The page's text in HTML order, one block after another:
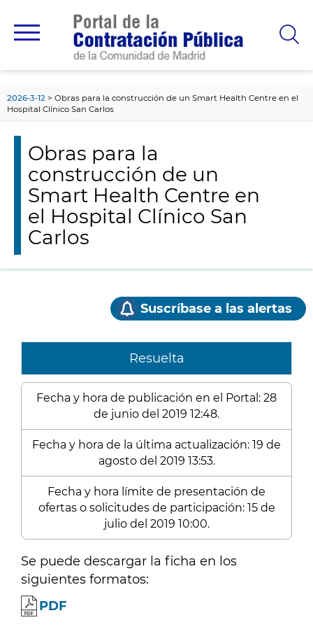
principal
2026-3-12
Obras para la construcción de un Smart Health Centre en el
Hospital Clínico San Carlos
Obras para la
construcción de un
Smart Health Centre en
el Hospital Clínico San
Carlos
Suscríbase a las alertas
Resuelta
Fecha y hora de publicación en el Portal: 28
de junio del 2019 12:48.
Fecha y hora de la última actualización: 19 de
agosto del 2019 13:53.
Fecha y hora límite de presentación de
ofertas o solicitudes de participación: 15 de
julio del 2019 10:00.
Se puede descargar la ficha en los
siguientes formatos:
PDF